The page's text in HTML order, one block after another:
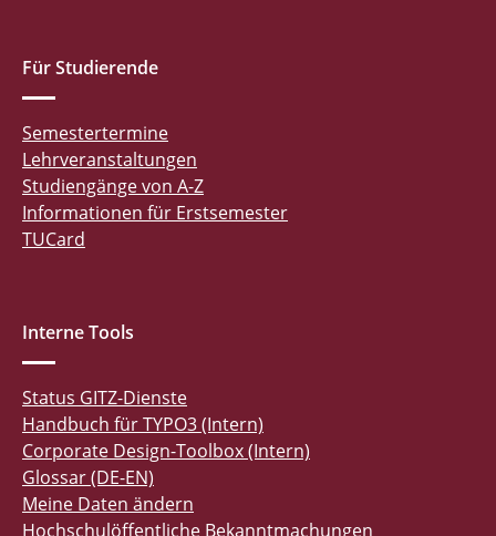
Für Studierende
Semestertermine
Lehrveranstaltungen
Studiengänge von A-Z
Informationen für Erstsemester
TUCard
Interne Tools
Status GITZ-Dienste
Handbuch für TYPO3 (Intern)
Corporate Design-Toolbox (Intern)
Glossar (DE-EN)
Meine Daten ändern
Hochschulöffentliche Bekanntmachungen